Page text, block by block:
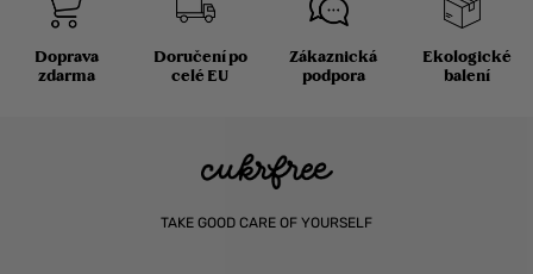
Doprava
zdarma
Doručení po
celé EU
Zákaznická
podpora
Ekologické
balení
TAKE GOOD CARE OF YOURSELF